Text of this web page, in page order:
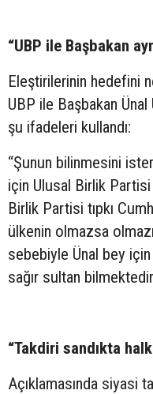
“UBP ile Başbakan
Eleştirilerinin hedefini
UBP ile Başbakan
şu ifadeleri kullandı:
“Şunun bilinmesini
için Ulusal Birlik Partisi
Birlik Partisi tıpkı
ülkenin olmazsa
sebebiyle Ünal bey
sağır sultan
“Takdiri sandıkta
Açıklamasında siyasi